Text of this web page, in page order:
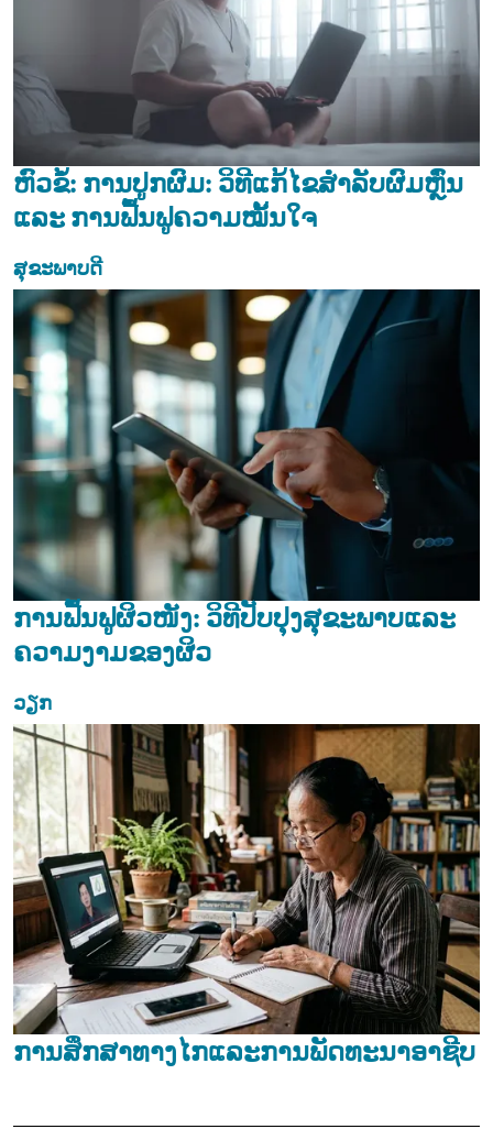
ຫົວຂໍ້: ການປູກຜົມ: ວິທີແກ້ໄຂສຳລັບຜົມຫຼົ່ນ
ແລະ ການຟື້ນຟູຄວາມໝັ້ນໃຈ
ສຸຂະພາບດີ
ການຟື້ນຟູຜິວໜັງ: ວິທີປັບປຸງສຸຂະພາບແລະ
ຄວາມງາມຂອງຜິວ
ວຽກ
ການສຶກສາທາງໄກແລະການພັດທະນາອາຊີບ